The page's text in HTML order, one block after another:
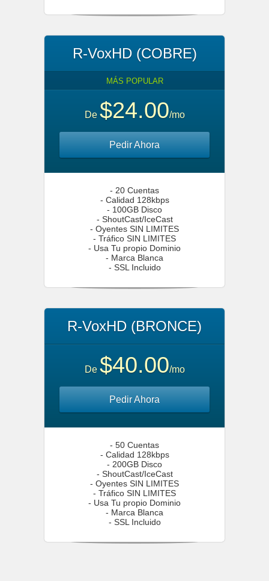
R-VoxHD (COBRE)
MÁS POPULAR
De $24.00/mo
Pedir Ahora
- 20 Cuentas
- Calidad 128kbps
- 100GB Disco
- ShoutCast/IceCast
- Oyentes SIN LIMITES
- Tráfico SIN LIMITES
- Usa Tu propio Dominio
- Marca Blanca
- SSL Incluido
R-VoxHD (BRONCE)
De $40.00/mo
Pedir Ahora
- 50 Cuentas
- Calidad 128kbps
- 200GB Disco
- ShoutCast/IceCast
- Oyentes SIN LIMITES
- Tráfico SIN LIMITES
- Usa Tu propio Dominio
- Marca Blanca
- SSL Incluido